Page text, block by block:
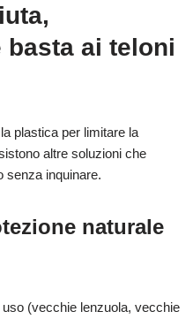
ai teloni
plastica per limitare la
altre soluzioni che
senza inquinare.
naturale
(vecchie lenzuola, vecchie